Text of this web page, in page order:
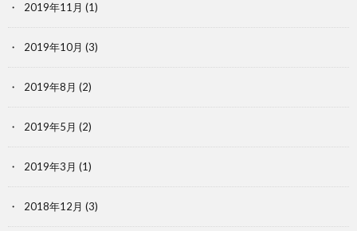
2019年11月 (1)
2019年10月 (3)
2019年8月 (2)
2019年5月 (2)
2019年3月 (1)
2018年12月 (3)